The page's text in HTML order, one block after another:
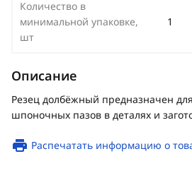
Количество в
минимальной упаковке,
шт
1
Описание
Резец долбёжный предназначен
шпоночных пазов в деталях и
Распечатать информацию о